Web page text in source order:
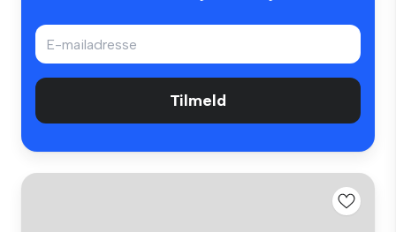
Tilmeld